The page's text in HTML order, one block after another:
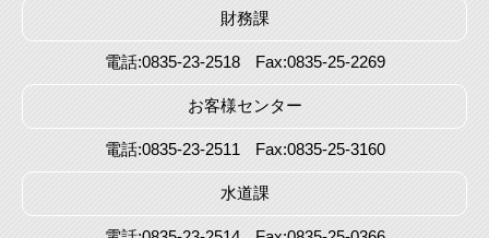
財務課
電話:0835-23-2518 Fax:0835-25-2269
お客様センター
電話:0835-23-2511 Fax:0835-25-3160
水道課